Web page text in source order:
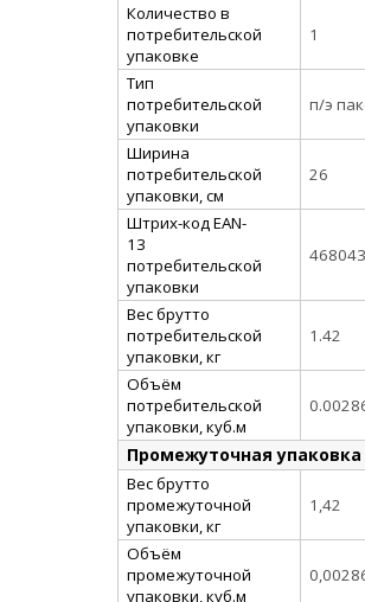
Количество в
потребительской
упаковке
1
Тип
потребительской
упаковки
п/э
Ширина
потребительской
упаковки, см
26
Штрих-код EAN-
13
потребительской
упаковки
Вес брутто
потребительской
упаковки, кг
1.42
Объём
потребительской
упаковки, куб.м
Промежуточная упаковка
Вес брутто
промежуточной
упаковки, кг
1,42
Объём
промежуточной
упаковки, куб.м